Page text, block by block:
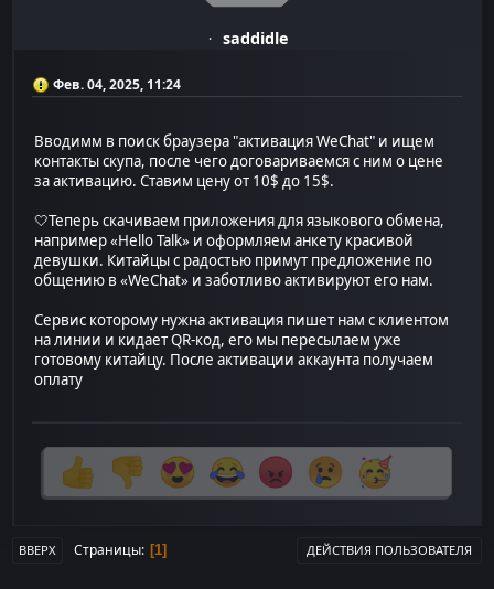
saddidle
Фев. 04, 2025, 11:24
Вводимм в поиск браузера "активация WeChat" и ищем
контакты скупа, после чего договариваемся с ним о цене
за активацию. Ставим цену от 10$ до 15$.
🤍Теперь скачиваем приложения для языкового обмена,
например «Hello Talk» и оформляем анкету красивой
девушки. Китайцы с радостью примут предложение по
общению в «WeChat» и заботливо активируют его нам.
Сервис которому нужна активация пишет нам с клиентом
на линии и кидает QR-код, его мы пересылаем уже
готовому китайцу. После активации аккаунта получаем
оплату
ВВЕРХ Страницы 1 ДЕЙСТВИЯ ПОЛЬЗОВАТЕЛЯ